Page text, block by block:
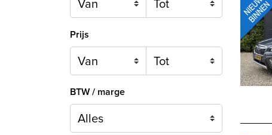
Prijs
BTW / marge